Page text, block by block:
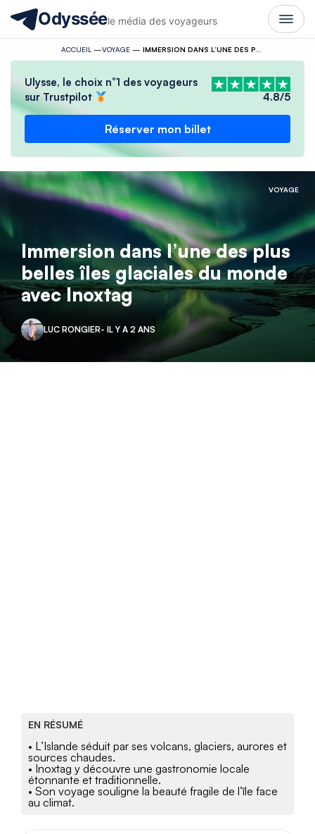
Odysséele média des voyageurs
ACCUEIL —VOYAGE—
Ulysse, le choix n°1 des voyageurs
sur Trustpilot
4.8/5
Réserver mon billet
VOYAGE
Immersion dans l’une des plus
belles îles glaciales du monde
avec Inoxtag
LUC RONGIER- IL Y A 2 ANS
EN RÉSUMÉ
• L’Islande séduit par ses volcans, glaciers, aurores et
sources chaudes.
• Inoxtag y découvre une gastronomie locale
étonnante et traditionnelle.
• Son voyage souligne la beauté fragile de l’île face
au climat.